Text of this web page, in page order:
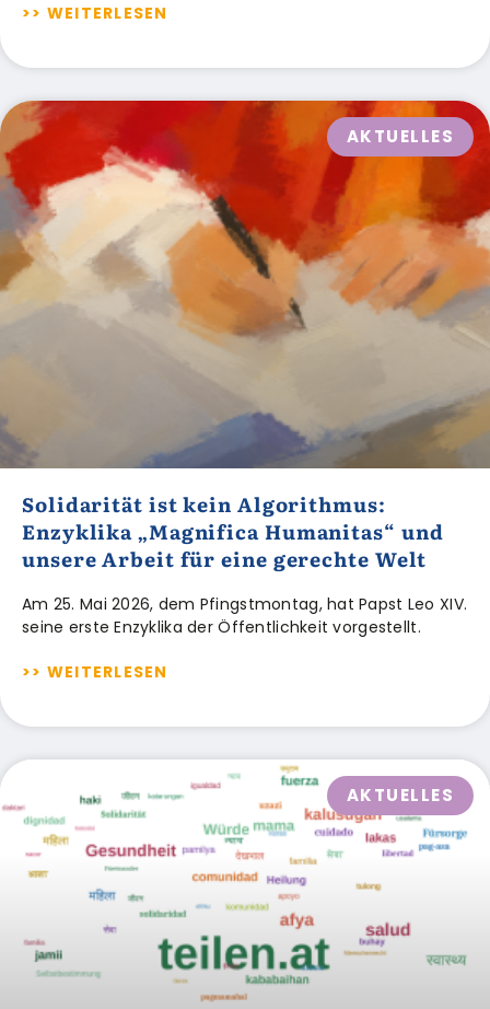
>> WEITERLESEN
AKTUELLES
Solidarität ist kein Algorithmus:
Enzyklika „Magnifica Humanitas“ und
unsere Arbeit für eine gerechte Welt
Am 25. Mai 2026, dem Pfingstmontag, hat Papst Leo XIV.
seine erste Enzyklika der Öffentlichkeit vorgestellt.
>> WEITERLESEN
AKTUELLES